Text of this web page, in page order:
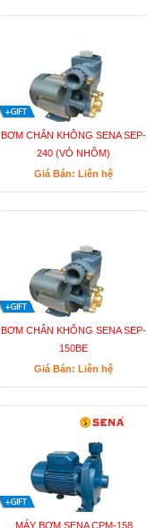
BƠM CHÂN KHÔNG SENA SEP-
240 (VỎ NHÔM)
Giá Bán: Liên hệ
BƠM CHÂN KHÔNG SENA SEP-
150BE
Giá Bán: Liên hệ
MÁY BƠM SENA CPM-158